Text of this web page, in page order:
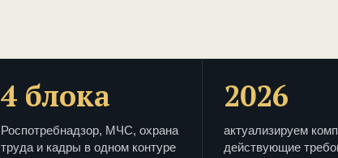
4 блока
Роспотребнадзор, МЧС, охрана
труда и кадры в одном контуре
2026
актуализируем
действующие